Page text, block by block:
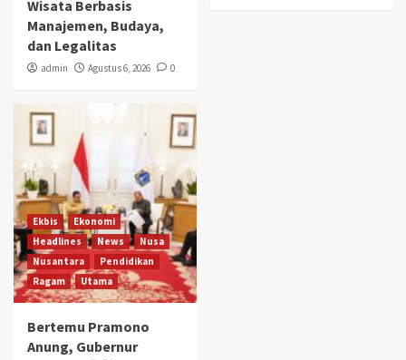
Wisata Berbasis
Manajemen, Budaya,
dan Legalitas
admin Agustus 6, 2026 0
Ekbis
Ekonomi
Headlines
News
Nusa
Nusantara
Pendidikan
Ragam
Utama
Bertemu Pramono
Anung, Gubernur